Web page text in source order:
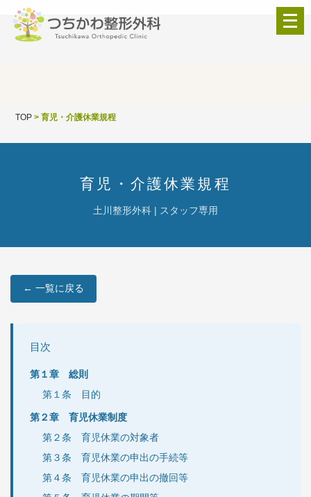
メ
ニ
TOP >育児・介護休業規程
育児・介護休業規程
土川整形外科 | スタッフ専用
← 一覧に戻る
目次
第１章 総則
第１条 目的
第２章 育児休業制度
第２条 育児休業の対象者
第３条 育児休業の申出の手続等
第４条 育児休業の申出の撤回等